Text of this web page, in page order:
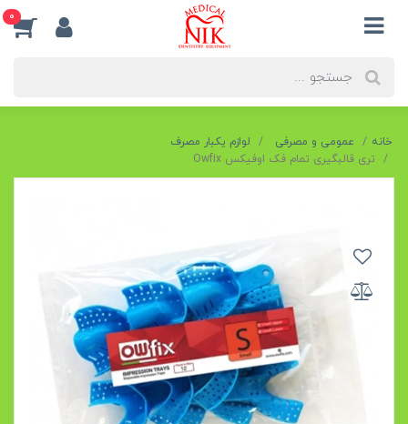
0
خانه عمومی و مصرفی
لوازم یکبار مصرف
تری قالبگیری تمام فک اوفیکس Owfix